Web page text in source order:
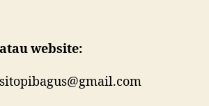
website: